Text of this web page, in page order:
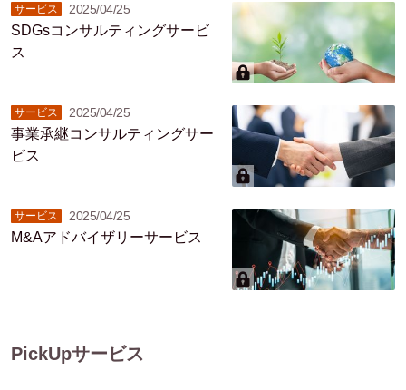
サービス 2025/04/25
SDGsコンサルティングサービ
ス
サービス 2025/04/25
事業承継コンサルティングサー
ビス
サービス 2025/04/25
M&Aアドバイザリーサービス
PickUpサービス